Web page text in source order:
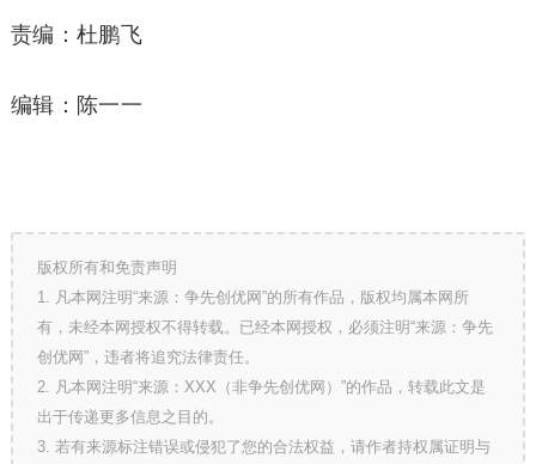
责编：杜鹏飞
编辑：陈一一
版权所有和免责声明
1. 凡本网注明“来源：争先创优网”的所有作品，版权均属本网所
有，未经本网授权不得转载。已经本网授权，必须注明“来源：争先
创优网”，违者将追究法律责任。
2. 凡本网注明“来源：XXX（非争先创优网）”的作品，转载此文是
出于传递更多信息之目的。
3. 若有来源标注错误或侵犯了您的合法权益，请作者持权属证明与